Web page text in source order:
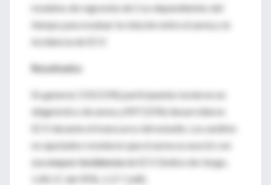
modelos de regresión de Cox dependientes del
tiempo para evaluar la relación entre el asma y la
incidencia de ECV.
Resultados
En general, 533 (15%) participantes tuvieron un
diagnóstico de asma y 897 (25%) desarrollaron
ECV durante el transcurso del estudio. Los análisis
no ajustados revelaron que el asma se asoció con
unamayor incidenciade ECV (índice de riesgo,
1,40; IC del 95%, 1,17-1,68).